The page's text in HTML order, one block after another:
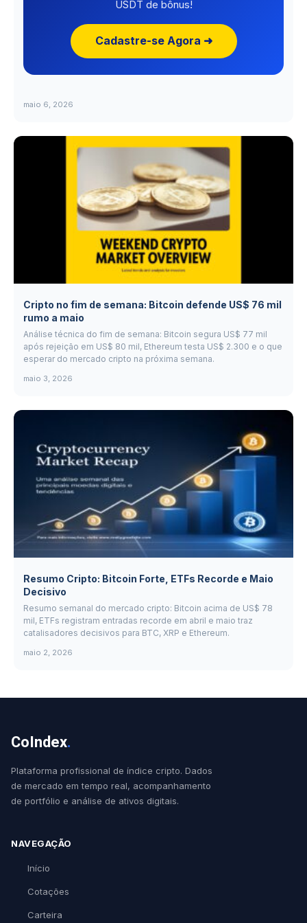
USDT de bônus!
Cadastre-se Agora ➜
maio 6, 2026
Cripto no fim de semana: Bitcoin defende US$ 76 mil
rumo a maio
Análise técnica do fim de semana: Bitcoin segura US$ 77 mil
após rejeição em US$ 80 mil, Ethereum testa US$ 2.300 e o que
esperar do mercado cripto na próxima semana.
maio 3, 2026
Resumo Cripto: Bitcoin Forte, ETFs Recorde e Maio
Decisivo
Resumo semanal do mercado cripto: Bitcoin acima de US$ 78
mil, ETFs registram entradas recorde em abril e maio traz
catalisadores decisivos para BTC, XRP e Ethereum.
maio 2, 2026
CoIndex.
Plataforma profissional de índice cripto. Dados
de mercado em tempo real, acompanhamento
de portfólio e análise de ativos digitais.
NAVEGAÇÃO
Início
Cotações
Carteira